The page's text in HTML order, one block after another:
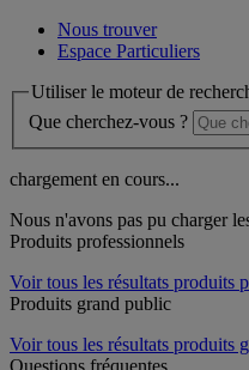
Nous trouver
Espace Particuliers
Utiliser le moteur de
Que cherchez-vous ?
chargement en cours...
Nous n'avons pas pu charger
Produits professionnels
Voir tous les résultats produits
Produits grand public
Voir tous les résultats produits
Questions fréquentes